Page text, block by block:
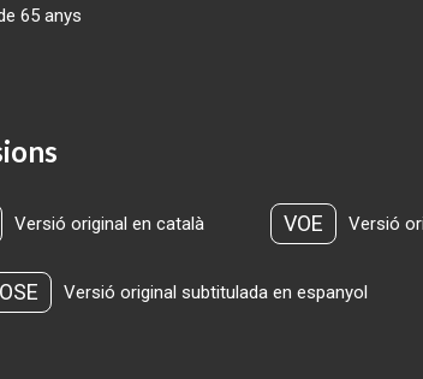
65 anys
Versió original en català VOE Versió
Versió original subtitulada en espanyol